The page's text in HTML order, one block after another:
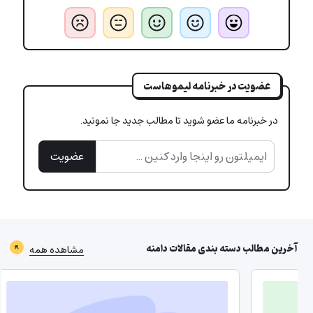
عضویت در خبرنامه لیموهاست
در خبرنامه ما عضو شوید تا مطالب جدید جا نمونید.
عضویت
آخرین مطالب دسته بندیمقالات دامنه مشاهده همه